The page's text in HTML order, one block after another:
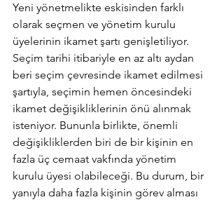
Yeni yönetmelikte eskisinden farklı
olarak seçmen ve yönetim kurulu
üyelerinin ikamet şartı genişletiliyor.
Seçim tarihi itibariyle en az altı aydan
beri seçim çevresinde ikamet edilmesi
şartıyla, seçimin hemen öncesindeki
ikamet değişikliklerinin önü alınmak
isteniyor. Bununla birlikte, önemli
değişikliklerden biri de bir kişinin en
fazla üç cemaat vakfında yönetim
kurulu üyesi olabileceği. Bu durum, bir
yanıyla daha fazla kişinin görev alması